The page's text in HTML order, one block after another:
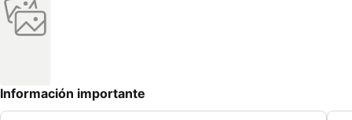
Información importante